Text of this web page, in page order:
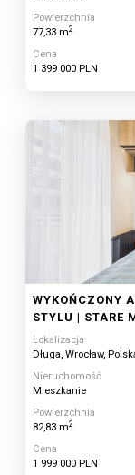
Powierzchnia
77,33 m2
Cena
1 399 000 PLN
WYKOŃCZONY
STYLU | STARE
Lokalizacja
Długa, Wrocław,
Nieruchomość
Mieszkanie
Powierzchnia
82,83 m2
Cena
1 999 000 PLN